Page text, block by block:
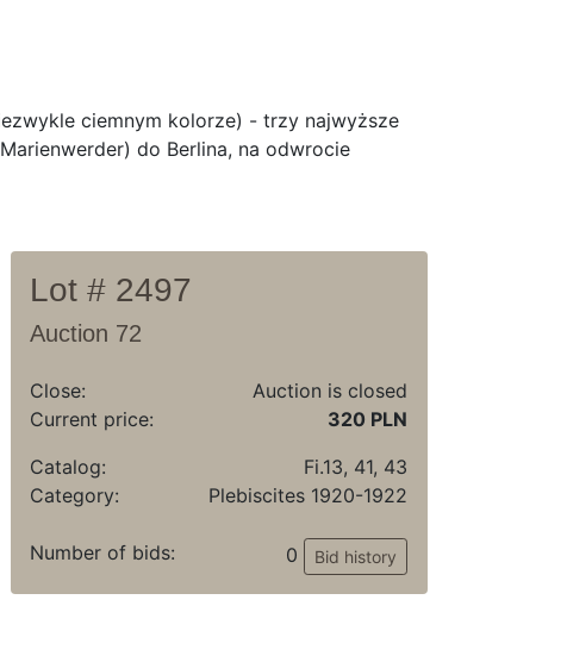
ciemnym kolorze) - trzy najwyższe
do Berlina, na odwrocie
Lot # 2497
Auction 72
Close:
Auction is closed
Current price:
320 PLN
Catalog:
Fi.13, 41, 43
Category:
Plebiscites 1920-1922
Number of bids: 0 Bid history